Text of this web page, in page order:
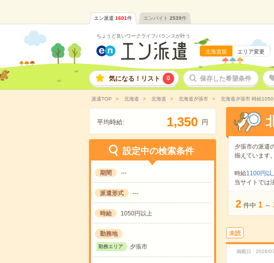
エン派遣 1601件 エンバイト 2539件
ちょうど良いワークライフバランスが叶う
北海道版 エリア変更
気になる！リスト 0 保存した希望条件
派遣TOP 北海道 北海道 北海道夕張市 北海道夕張市 時給
平均時給: 1,350 円
設定中の検索条件
期間 ---
派遣形式 ---
時給 1050円以上
勤務地
勤務エリア 夕張市
夕張市の派遣
揃えています
時給1100円以
当サイトでは
2 件中 1 ～
未読
掲載日 2026/